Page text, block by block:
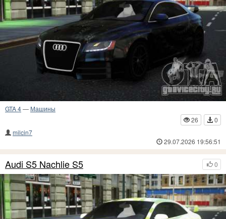
GTA 4— Машины
26
0
milcin7
29.07.2026 19:56:51
0
Audi S5 Nachlie S5